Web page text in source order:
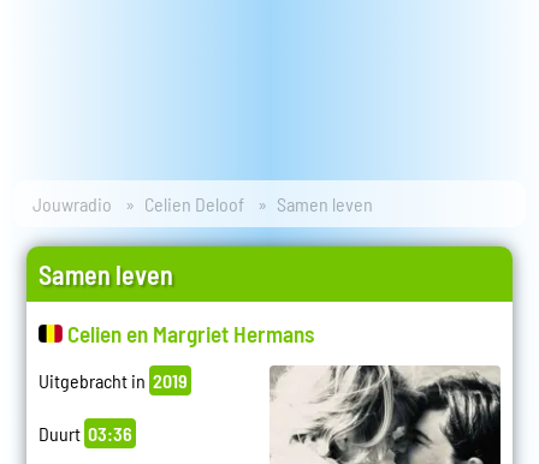
Jouwradio Celien Deloof Samen leven
Samen leven
Celien en Margriet Hermans
Uitgebracht in 2019
Duurt 03:36